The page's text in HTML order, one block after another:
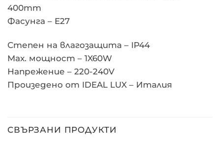
400mm
Фасунга – Е27
Степен на влагозащита – IP44
Max. мощност – 1X60W
Напрежение – 220-240V
Произедено от IDEAL LUX – Италия
СВЪРЗАНИ ПРОДУКТИ